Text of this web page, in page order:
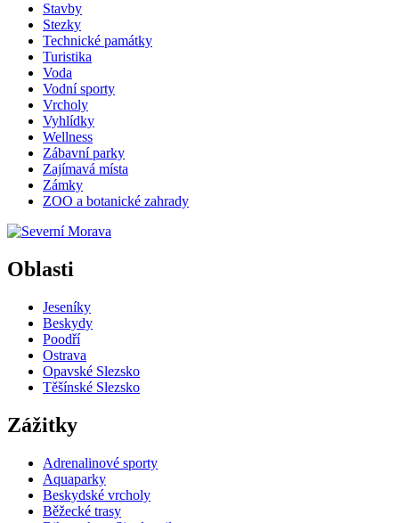
Stavby
Stezky
Technické památky
Turistika
Voda
Vodní sporty
Vrcholy
Vyhlídky
Wellness
Zábavní parky
Zajímavá místa
Zámky
ZOO a botanické zahrady
Oblasti
Jeseníky
Beskydy
Poodří
Ostrava
Opavské Slezsko
Těšínské Slezsko
Zážitky
Adrenalinové sporty
Aquaparky
Beskydské vrcholy
Běžecké trasy